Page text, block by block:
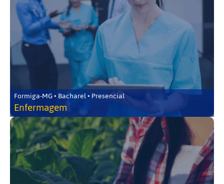
Formiga-MG • Bacharel • Presencial
Enfermagem